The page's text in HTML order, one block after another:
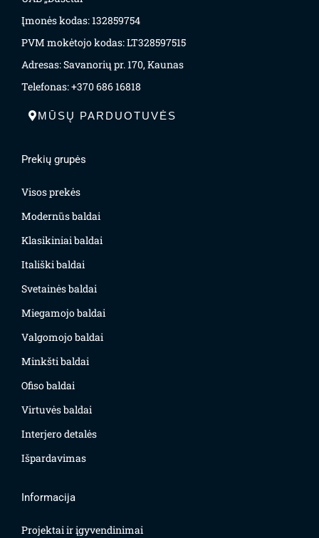
Įmonės kodas: 132859754
PVM mokėtojo kodas: LT328597515
Adresas: Savanorių pr. 170, Kaunas
Telefonas: +370 686 16818
MŪSŲ PARDUOTUVĖS
Prekių grupės
Visos prekės
Modernūs baldai
Klasikiniai baldai
Itališki baldai
Svetainės baldai
Miegamojo baldai
Valgomojo baldai
Minkšti baldai
Ofiso baldai
Virtuvės baldai
Interjero detalės
Išpardavimas
Informacija
Projektai ir įgyvendinimai